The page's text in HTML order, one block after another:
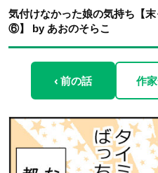
気付けなかった娘の気持ち【
⑥】 by あおのそらこ
‹ 前の話 作